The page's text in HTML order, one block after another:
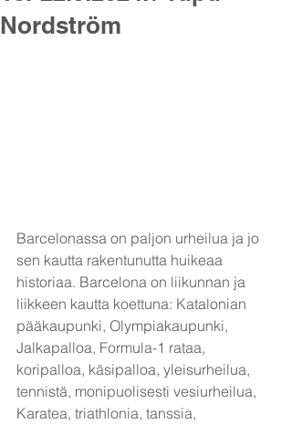
Nordström
Barcelonassa on paljon urheilua ja jo
sen kautta rakentunutta huikeaa
historiaa. Barcelona on liikunnan ja
liikkeen kautta koettuna: Katalonian
pääkaupunki, Olympiakaupunki,
Jalkapalloa, Formula-1 rataa,
koripalloa, käsipalloa, yleisurheilua,
tennistä, monipuolisesti vesiurheilua,
Karatea, triathlonia, tanssia,